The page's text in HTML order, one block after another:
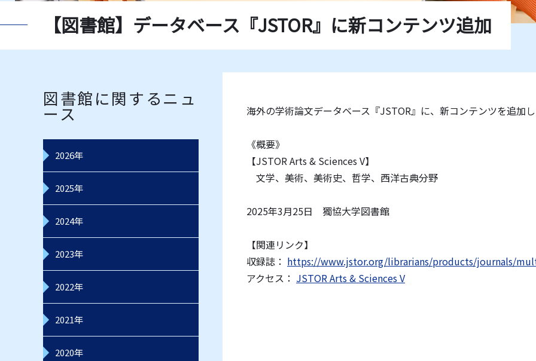
【図書館】データベース『JSTOR』に新コンテンツ追加
図書館に関するニュ
ース
2026年
2025年
2024年
2023年
2022年
2021年
2020年
海外の学術論文データベース『JSTOR』に、新コンテンツを追加し
《概要》
【JSTOR Arts & Sciences V】
文学、美術、美術史、哲学、西洋古典分野
2025年3月25日 獨協大学図書館
【関連リンク】
収録誌： https://www.jstor.org/librarians/products/journals/
アクセス： JSTOR Arts & Sciences V